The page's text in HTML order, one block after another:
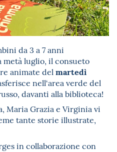
da 3 a 7 anni
metà luglio, il consueto
animate del martedì
nell‘area verde del
davanti alla biblioteca!
Maria Grazia e Virginia vi
tante storie illustrate,
in collaborazione con